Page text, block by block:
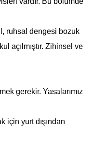
ruhsal dengesi bozuk
açılmıştır. Zihinsel ve
gerekir. Yasalarımız
için yurt dışından